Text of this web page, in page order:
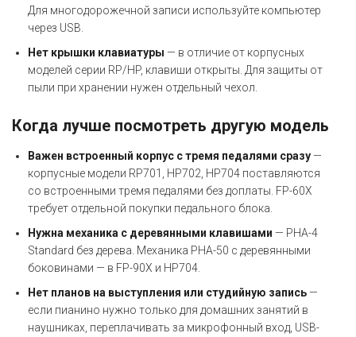
Для многодорожечной записи используйте компьютер
через USB.
Нет крышки клавиатуры — в отличие от корпусных
моделей серии RP/HP, клавиши открыты. Для защиты от
пыли при хранении нужен отдельный чехол.
Когда лучше посмотреть другую модель
Важен встроенный корпус с тремя педалями сразу —
корпусные модели RP701, HP702, HP704 поставляются
со встроенными тремя педалями без доплаты. FP-60X
требует отдельной покупки педального блока.
Нужна механика с деревянными клавишами — PHA-4
Standard без дерева. Механика PHA-50 с деревянными
боковинами — в FP-90X и HP704.
Нет планов на выступления или студийную запись —
если пианино нужно только для домашних занятий в
наушниках, переплачивать за микрофонный вход, USB-